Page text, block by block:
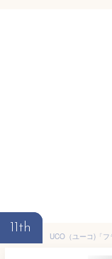
11th